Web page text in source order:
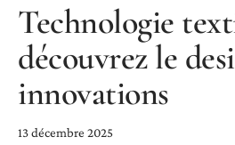
Technologie
découvrez le
innovations
13 décembre 2025